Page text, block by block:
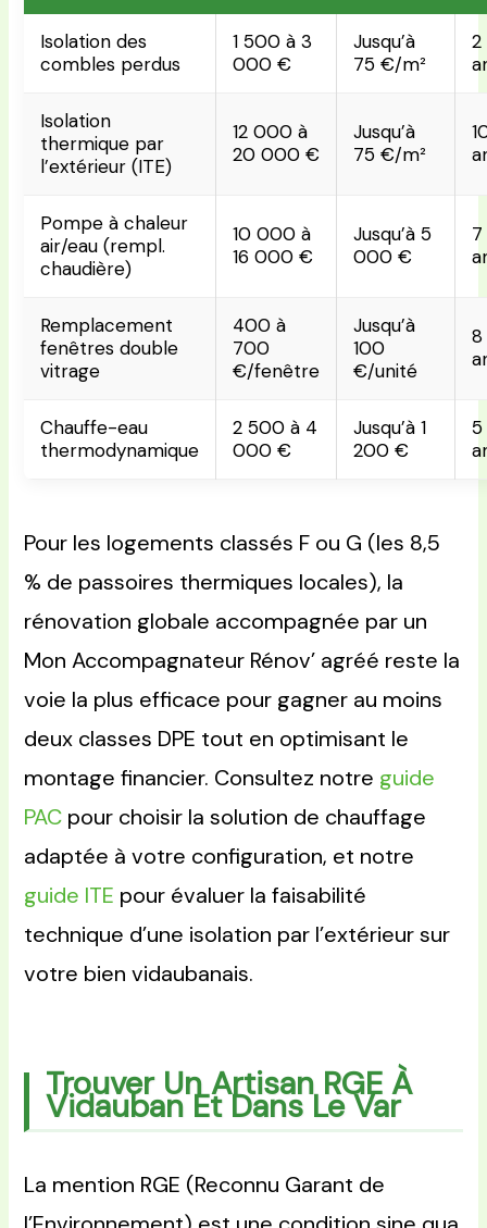
Isolation des
combles perdus
1 500 à 3
000 €
Jusqu’à
75 €/m²
2
Isolation
thermique par
l’extérieur (ITE)
12 000 à
20 000 €
Jusqu’à
75 €/m²
Pompe à chaleur
air/eau (rempl.
chaudière)
10 000 à
16 000 €
Jusqu’à 5
000 €
7
Remplacement
fenêtres double
vitrage
400 à
700
€/fenêtre
Jusqu’à
100
€/unité
8
Chauffe-eau
thermodynamique
2 500 à 4
000 €
Jusqu’à 1
200 €
5
Pour les logements classés F ou G (les 8,5
% de passoires thermiques locales), la
rénovation globale accompagnée par un
Mon Accompagnateur Rénov’ agréé reste la
voie la plus efficace pour gagner au moins
deux classes DPE tout en optimisant le
montage financier. Consultez notre guide
PAC pour choisir la solution de chauffage
adaptée à votre configuration, et notre
guide ITE pour évaluer la faisabilité
technique d’une isolation par l’extérieur sur
votre bien vidaubanais.
Trouver Un Artisan RGE À
Vidauban Et Dans Le Var
La mention RGE (Reconnu Garant de